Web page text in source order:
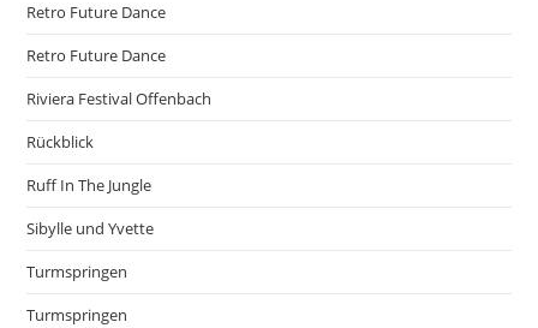
Retro Future Dance
Retro Future Dance
Riviera Festival Offenbach
Rückblick
Ruff In The Jungle
Sibylle und Yvette
Turmspringen
Turmspringen